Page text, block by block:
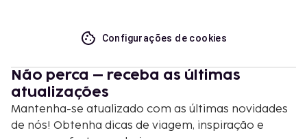
Configurações de cookies
Não perca – receba as últimas
atualizações
Mantenha-se atualizado com as últimas novidades
de nós! Obtenha dicas de viagem, inspiração e